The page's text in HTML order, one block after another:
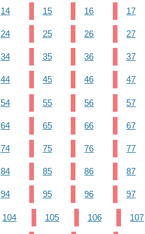
14 15 16 17
24 25 26 27
34 35 36 37
44 45 46 47
54 55 56 57
64 65 66 67
74 75 76 77
84 85 86 87
94 95 96 97
104 105 106 107